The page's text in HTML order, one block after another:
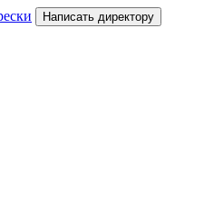
Написать директору